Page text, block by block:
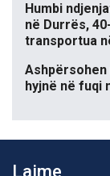
Humbi
në Durrës,
transportua
Ashpërsohen
hyjnë në fuqi
Lajme